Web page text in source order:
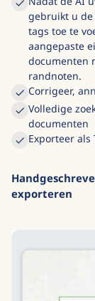
Nadat de AI
gebruikt u de
tags toe te
aangepaste
documenten
randnoten.
Corrigeer,
Volledige
documenten